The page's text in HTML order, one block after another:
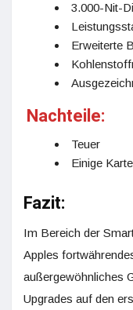
3.000-Nit-
Erweiterte
Nachteile:
Teuer
Einige
Fazit:
Im Bereich der
Apples
außergewöhnliches
Upgrades auf den